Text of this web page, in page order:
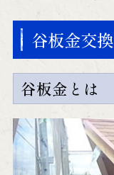
谷板金交換
谷板金とは